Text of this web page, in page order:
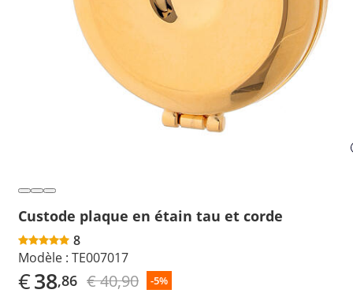
Custode plaque en étain tau et corde
8
Modèle : TE007017
€38,86 € 40,90 -5%